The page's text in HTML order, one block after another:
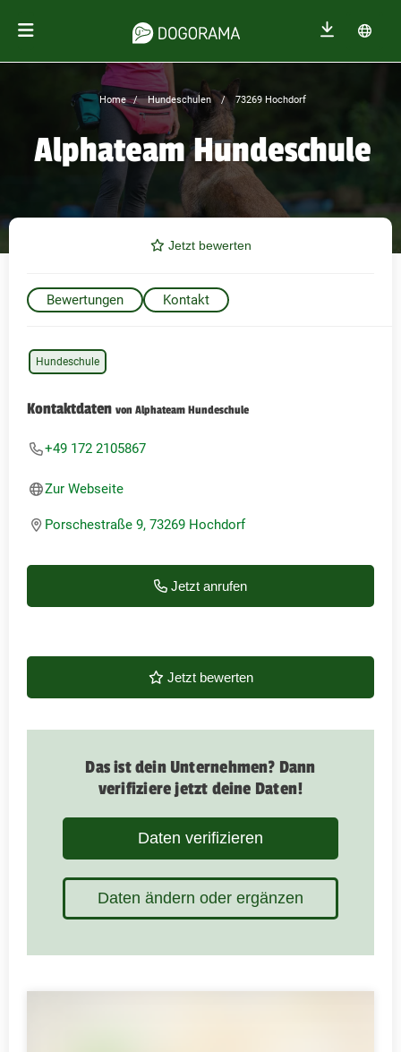
Home Hundeschulen 73269 Hochdorf
Alphateam Hundeschule
Jetzt bewerten
Bewertungen Kontakt
Hundeschule
Kontaktdaten von Alphateam Hundeschule
+49 172 2105867
Zur Webseite
Porschestraße 9, 73269 Hochdorf
Jetzt anrufen
Jetzt bewerten
Das ist dein Unternehmen? Dann
verifiziere jetzt deine Daten!
Daten verifizieren
Daten ändern oder ergänzen